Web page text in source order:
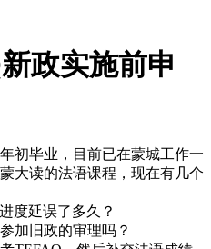
政实施前申
初毕业，目前已在蒙城工作一
大读的法语课程，现在有几个
度延误了多久？
加旧政的审理吗？